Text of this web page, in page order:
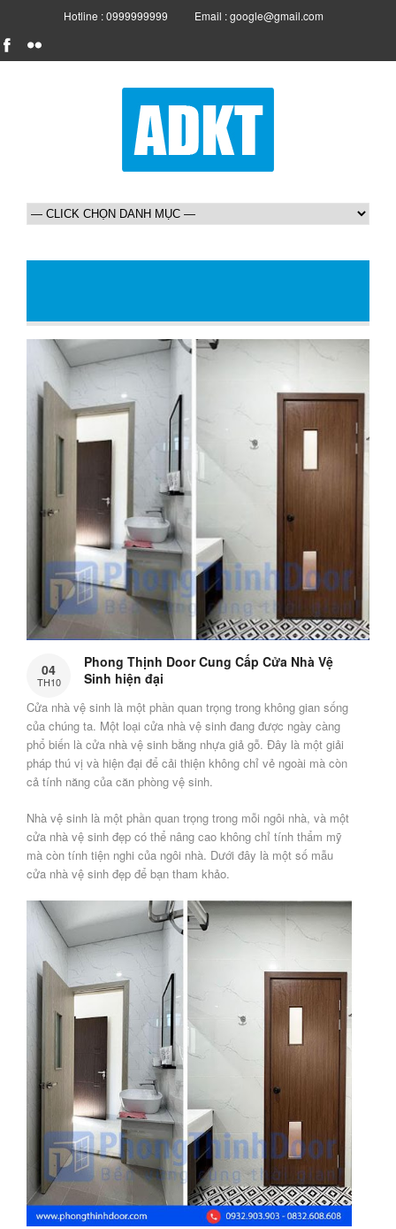
Hotline : 0999999999 Email : google@gmail.com
04
TH10
Phong Thịnh Door Cung Cấp Cửa Nhà Vệ
Sinh hiện đại
Cửa nhà vệ sinh là một phần quan trọng trong không gian sống
của chúng ta. Một loại cửa nhà vệ sinh đang được ngày càng
phổ biến là cửa nhà vệ sinh bằng nhựa giả gỗ. Đây là một giải
pháp thú vị và hiện đại để cải thiện không chỉ vẻ ngoài mà còn
cả tính năng của căn phòng vệ sinh.
Nhà vệ sinh là một phần quan trọng trong mỗi ngôi nhà, và một
cửa nhà vệ sinh đẹp có thể nâng cao không chỉ tính thẩm mỹ
mà còn tính tiện nghi của ngôi nhà. Dưới đây là một số mẫu
cửa nhà vệ sinh đẹp để bạn tham khảo.